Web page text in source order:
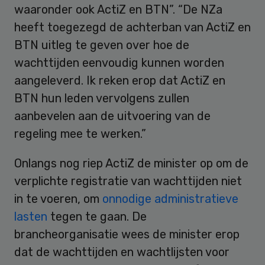
waaronder ook ActiZ en BTN”. “De NZa
heeft toegezegd de achterban van ActiZ en
BTN uitleg te geven over hoe de
wachttijden eenvoudig kunnen worden
aangeleverd. Ik reken erop dat ActiZ en
BTN hun leden vervolgens zullen
aanbevelen aan de uitvoering van de
regeling mee te werken.”
Onlangs nog riep ActiZ de minister op om de
verplichte registratie van wachttijden niet
in te voeren, om onnodige administratieve
lasten tegen te gaan. De
brancheorganisatie wees de minister erop
dat de wachttijden en wachtlijsten voor